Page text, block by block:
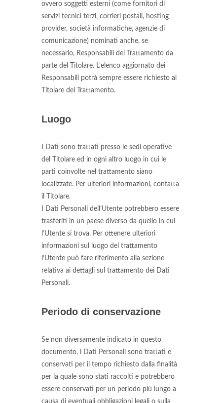
ovvero soggetti esterni (come fornitori di
servizi tecnici terzi, corrieri postali, hosting
provider, società informatiche, agenzie di
comunicazione) nominati anche, se
necessario, Responsabili del Trattamento da
parte del Titolare. L’elenco aggiornato dei
Responsabili potrà sempre essere richiesto al
Titolare del Trattamento.
Luogo
I Dati sono trattati presso le sedi operative
del Titolare ed in ogni altro luogo in cui le
parti coinvolte nel trattamento siano
localizzate. Per ulteriori informazioni, contatta
il Titolare.
I Dati Personali dell’Utente potrebbero essere
trasferiti in un paese diverso da quello in cui
l’Utente si trova. Per ottenere ulteriori
informazioni sul luogo del trattamento
l’Utente può fare riferimento alla sezione
relativa ai dettagli sul trattamento dei Dati
Personali.
Periodo di conservazione
Se non diversamente indicato in questo
documento, i Dati Personali sono trattati e
conservati per il tempo richiesto dalla finalità
per la quale sono stati raccolti e potrebbero
essere conservati per un periodo più lungo a
causa di eventuali obbligazioni legali o sulla